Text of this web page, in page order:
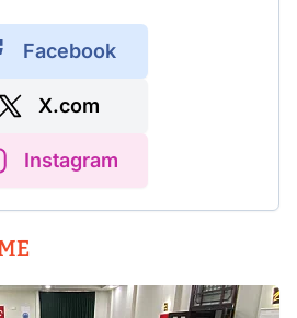
Facebook
X.com
Instagram